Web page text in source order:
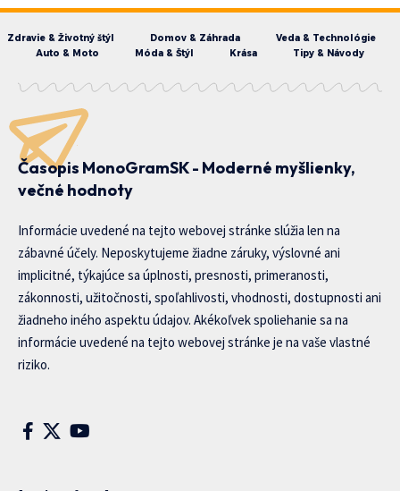
Zdravie & Životný štýl Domov & Záhrada
Veda & Technológie
Auto & Moto
Móda & Štýl Krása Tipy & Návody
Časopis MonoGramSK - Moderné myšlienky,
večné hodnoty
Informácie uvedené na tejto webovej stránke slúžia len na
zábavné účely. Neposkytujeme žiadne záruky, výslovné ani
implicitné, týkajúce sa úplnosti, presnosti, primeranosti,
zákonnosti, užitočnosti, spoľahlivosti, vhodnosti, dostupnosti ani
žiadneho iného aspektu údajov. Akékoľvek spoliehanie sa na
informácie uvedené na tejto webovej stránke je na vaše vlastné
riziko.